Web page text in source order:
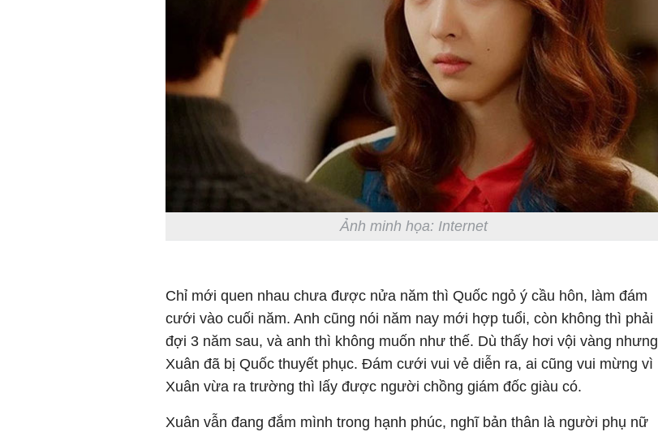
Ảnh minh họa: Internet
Chỉ mới quen nhau chưa được nửa năm thì Quốc ngỏ ý cầu hôn, làm đám
cưới vào cuối năm. Anh cũng nói năm nay mới hợp tuổi, còn không thì phải
đợi 3 năm sau, và anh thì không muốn như thế. Dù thấy hơi vội vàng nhưng
Xuân đã bị Quốc thuyết phục. Đám cưới vui vẻ diễn ra, ai cũng vui mừng vì
Xuân vừa ra trường thì lấy được người chồng giám đốc giàu có.
Xuân vẫn đang đắm mình trong hạnh phúc, nghĩ bản thân là người phụ nữ